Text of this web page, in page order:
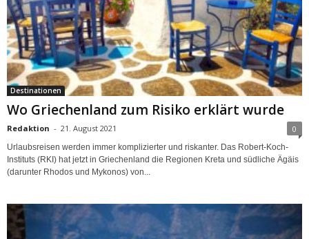
Destinationen
Wo Griechenland zum Risiko erklärt wurde
Redaktion - 21. August 2021 0
Urlaubsreisen werden immer komplizierter und riskanter. Das Robert-Koch-
Instituts (RKI) hat jetzt in Griechenland die Regionen Kreta und südliche Ägäis
(darunter Rhodos und Mykonos) von...